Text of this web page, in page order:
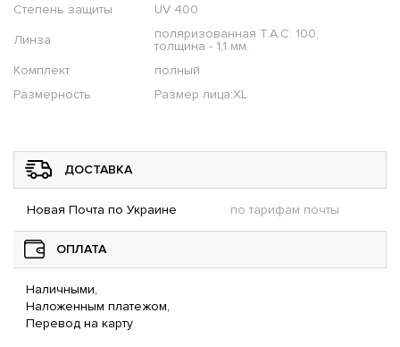
Степень защиты
UV 400
Линза
поляризованная T.A.C. 100,
толщина - 1,1 мм.
Комплект
полный
Размерность
Размер лица:XL
ДОСТАВКА
Новая Почта по Украине по тарифам почты
ОПЛАТА
Наличными,
Наложенным платежом,
Перевод на карту